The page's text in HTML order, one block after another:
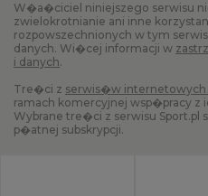
W�a�ciciel niniejszego serwisu
zwielokrotnianie ani inne
rozpowszechnionych w tym
danych. Wi�cej informacji w
i danych.
Tre�ci z serwis�w internetowych
ramach komercyjnej wsp�pracy z
Wybrane tre�ci z serwisu
p�atnej subskrypcji.